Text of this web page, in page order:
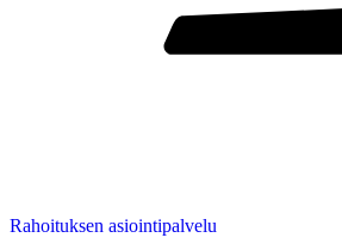
Rahoituksen asiointipalvelu